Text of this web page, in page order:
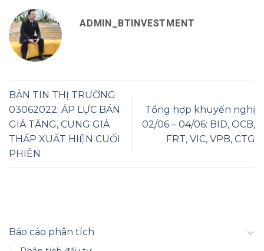
ADMIN_BTINVESTMENT
BẢN TIN THỊ TRƯỜNG
03062022: ÁP LỰC BÁN
GIÁ TĂNG, CUNG GIÁ
THẤP XUẤT HIỆN CUỐI
PHIÊN
Tổng hợp khuyến nghị
02/06 – 04/06: BID, OCB,
FRT, VIC, VPB, CTG
Báo cáo phân tích